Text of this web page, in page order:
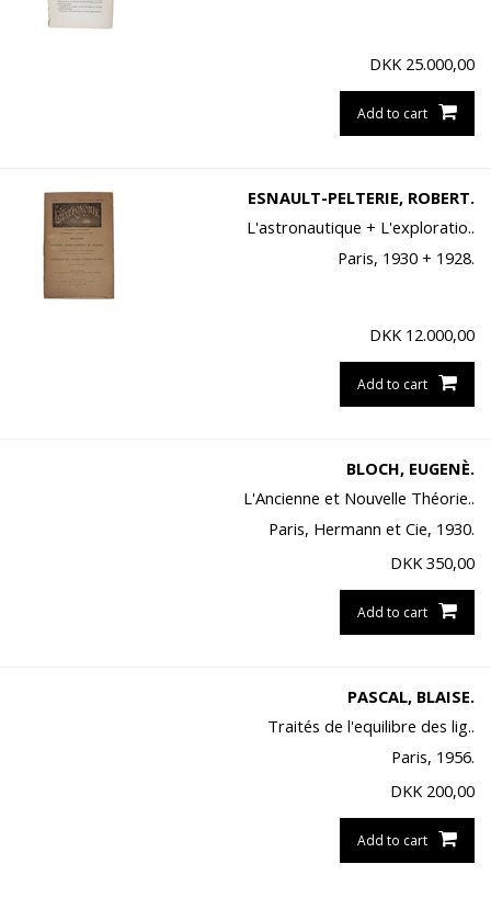
DKK 25.000,00
Add to cart
ESNAULT-PELTERIE, ROBERT.
L'astronautique + L'exploratio..
Paris, 1930 + 1928.
DKK 12.000,00
Add to cart
BLOCH, EUGENÈ.
L'Ancienne et Nouvelle Théorie..
Paris, Hermann et Cie, 1930.
DKK 350,00
Add to cart
PASCAL, BLAISE.
Traités de l'equilibre des lig..
Paris, 1956.
DKK 200,00
Add to cart